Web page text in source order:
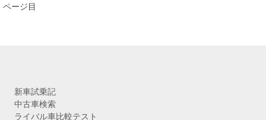
ブ
ページ目
新車試乗記
中古車検索
ライバル車比較テスト